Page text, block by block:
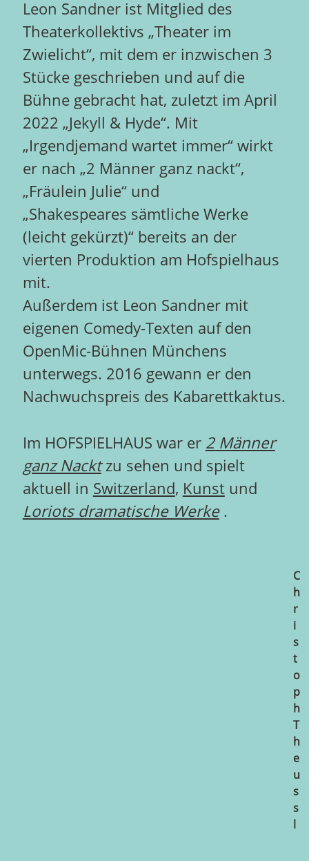
Leon Sandner ist Mitglied des
Theaterkollektivs „Theater im
Zwielicht“, mit dem er inzwischen 3
Stücke geschrieben und auf die
Bühne gebracht hat, zuletzt im April
2022 „Jekyll & Hyde“. Mit
„Irgendjemand wartet immer“ wirkt
er nach „2 Männer ganz nackt“,
„Fräulein Julie“ und
„Shakespeares sämtliche Werke
(leicht gekürzt)“ bereits an der
vierten Produktion am Hofspielhaus
mit.
Außerdem ist Leon Sandner mit
eigenen Comedy-Texten auf den
OpenMic-Bühnen Münchens
unterwegs. 2016 gewann er den
Nachwuchspreis des Kabarettkaktus.
Im HOFSPIELHAUS war er 2 Männer
ganz Nacktzu sehen und spielt
aktuell in Switzerland, Kunstund
Loriots dramatische Werke.
C
h
r
i
s
t
o
p
h
T
h
e
u
s
s
l